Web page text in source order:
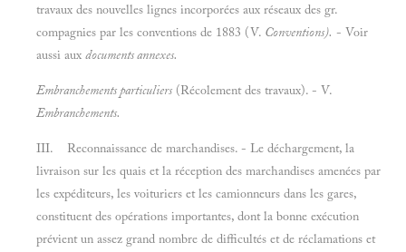
travaux des nouvelles lignes incorporées aux réseaux des gr.
compagnies par les conventions de 1883 (V. Conventions). - Voir
aussi aux documents annexes.
Embranchements particuliers (Récolement des travaux). - V.
Embranchements.
III. Reconnaissance de marchandises. - Le déchargement, la
livraison sur les quais et la réception des marchandises amenées par
les expéditeurs, les voituriers et les camionneurs dans les gares,
constituent des opérations importantes, dont la bonne exécution
prévient un assez grand nombre de difficultés et de réclamations et